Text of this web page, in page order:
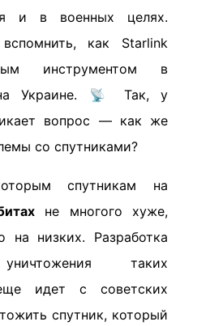
и в военных целях.
как Starlink
инструментом в
Украине. 📡 Так, у
вопрос — как же
со спутниками?
спутникам на
не многого хуже,
на низких. Разработка
таких
идет с советских
спутник, который